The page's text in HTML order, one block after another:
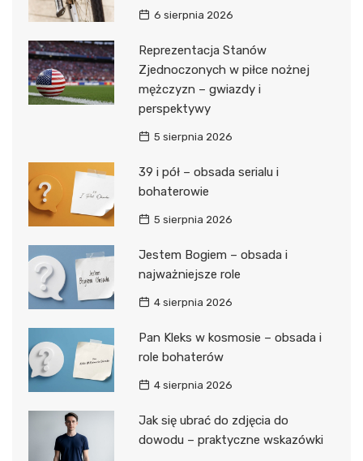
6 sierpnia 2026
Reprezentacja Stanów
Zjednoczonych w piłce nożnej
mężczyzn – gwiazdy i
perspektywy
5 sierpnia 2026
39 i pół – obsada serialu i
bohaterowie
5 sierpnia 2026
Jestem Bogiem – obsada i
najważniejsze role
4 sierpnia 2026
Pan Kleks w kosmosie – obsada i
role bohaterów
4 sierpnia 2026
Jak się ubrać do zdjęcia do
dowodu – praktyczne wskazówki